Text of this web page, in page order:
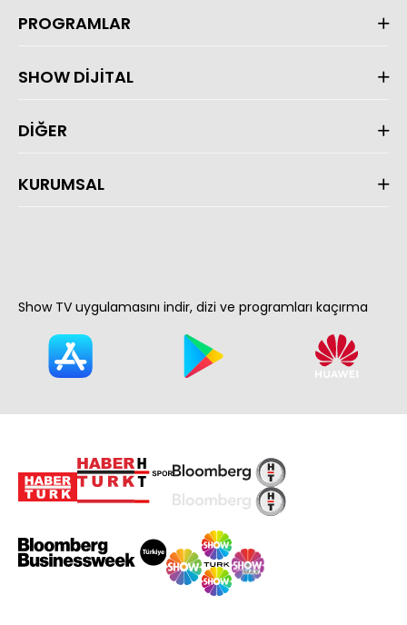
PROGRAMLAR
SHOW DİJİTAL
DİĞER
KURUMSAL
Show TV uygulamasını indir, dizi ve programları kaçırma